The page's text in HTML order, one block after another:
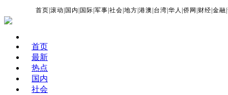
首页 |滚动 国内 国际 |军事 |社会 |地方 |港澳 台湾 |华人 |侨网 财经 |金融 |
首页
最新
热点
国内
社会